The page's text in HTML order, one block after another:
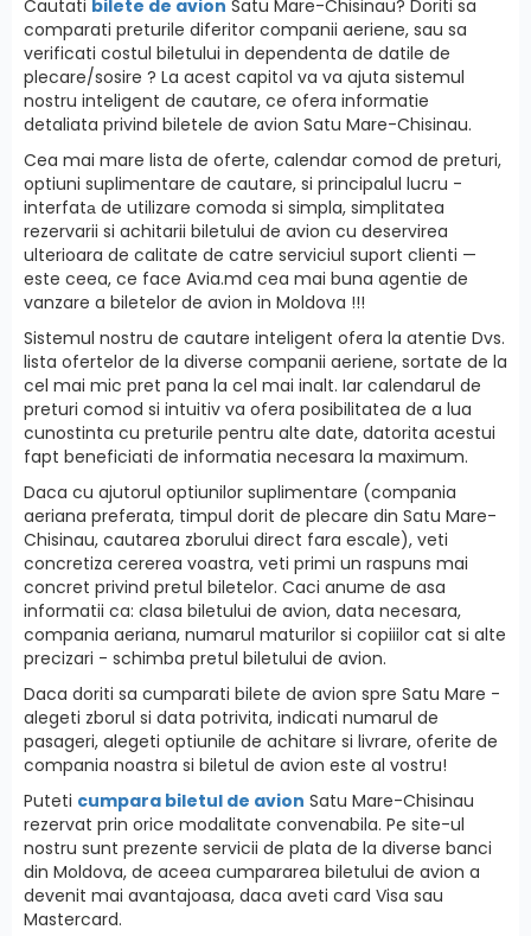
Cautati bilete de avion Satu Mare-Chisinau? Doriti sa
comparati preturile diferitor companii aeriene, sau sa
verificati costul biletului in dependenta de datile de
plecare/sosire ? La acest capitol va va ajuta sistemul
nostru inteligent de cautare, ce ofera informatie
detaliata privind biletele de avion Satu Mare-Chisinau.
Cea mai mare lista de oferte, calendar comod de preturi,
optiuni suplimentare de cautare, si principalul lucru -
interfatа de utilizare comoda si simpla, simplitatea
rezervarii si achitarii biletului de avion cu deservirea
ulterioara de calitate de catre serviciul suport clienti —
este ceea, ce face Avia.md cea mai buna agentie de
vanzare a biletelor de avion in Moldova !!!
Sistemul nostru de cautare inteligent ofera la atentie Dvs.
lista ofertelor de la diverse companii aeriene, sortate de la
cel mai mic pret pana la cel mai inalt. Iar calendarul de
preturi comod si intuitiv va ofera posibilitatea de a lua
cunostinta cu preturile pentru alte date, datorita acestui
fapt beneficiati de informatia necesara la maximum.
Daca cu ajutorul optiunilor suplimentare (compania
aeriana preferata, timpul dorit de plecare din Satu Mare-
Chisinau, cautarea zborului direct fara escale), veti
concretiza cererea voastra, veti primi un raspuns mai
concret privind pretul biletelor. Caci anume de asa
informatii ca: clasa biletului de avion, data necesara,
compania aeriana, numarul maturilor si copiiilor cat si alte
precizari - schimba pretul biletului de avion.
Daca doriti sa cumparati bilete de avion spre Satu Mare -
alegeti zborul si data potrivita, indicati numarul de
pasageri, alegeti optiunile de achitare si livrare, oferite de
compania noastra si biletul de avion este al vostru!
Puteti cumpara biletul de avion Satu Mare-Chisinau
rezervat prin orice modalitate convenabila. Pe site-ul
nostru sunt prezente servicii de plata de la diverse banci
din Moldova, de aceea cumpararea biletului de avion a
devenit mai avantajoasa, daca aveti card Visa sau
Mastercard.